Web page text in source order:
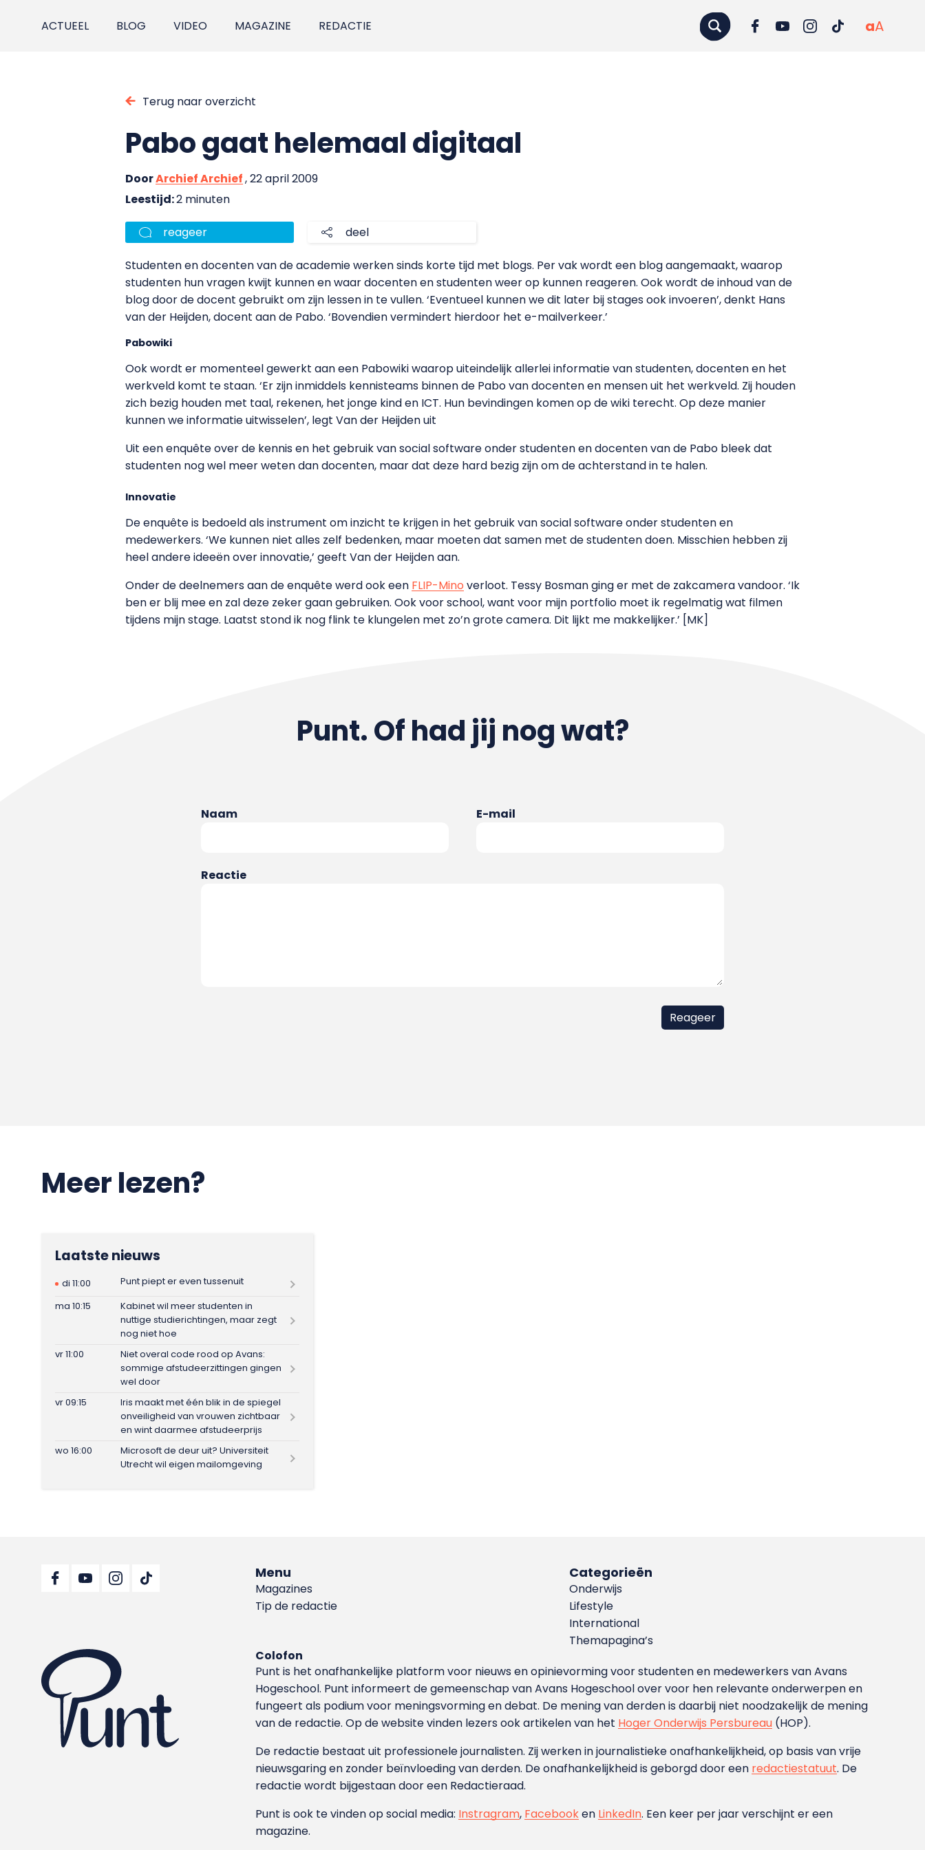
ACTUEEL BLOG VIDEO MAGAZINE REDACTIE aA
Terug naar overzicht
Pabo gaat helemaal digitaal
DoorArchief Archief, 22 april 2009
Leestijd:2 minuten
reageer deel
Studenten en docenten van de academie werken sinds korte tijd met blogs. Per vak wordt een blog aangemaakt, waarop
studenten hun vragen kwijt kunnen en waar docenten en studenten weer op kunnen reageren. Ook wordt de inhoud van de
blog door de docent gebruikt om zijn lessen in te vullen. ‘Eventueel kunnen we dit later bij stages ook invoeren’, denkt Hans
van der Heijden, docent aan de Pabo. ‘Bovendien vermindert hierdoor het e-mailverkeer.’
Pabowiki
Ook wordt er momenteel gewerkt aan een Pabowiki waarop uiteindelijk allerlei informatie van studenten, docenten en het
werkveld komt te staan. ‘Er zijn inmiddels kennisteams binnen de Pabo van docenten en mensen uit het werkveld. Zij houden
zich bezig houden met taal, rekenen, het jonge kind en ICT. Hun bevindingen komen op de wiki terecht. Op deze manier
kunnen we informatie uitwisselen’, legt Van der Heijden uit
Uit een enquête over de kennis en het gebruik van social software onder studenten en docenten van de Pabo bleek dat
studenten nog wel meer weten dan docenten, maar dat deze hard bezig zijn om de achterstand in te halen.
Innovatie
De enquête is bedoeld als instrument om inzicht te krijgen in het gebruik van social software onder studenten en
medewerkers. ‘We kunnen niet alles zelf bedenken, maar moeten dat samen met de studenten doen. Misschien hebben zij
heel andere ideeën over innovatie,’ geeft Van der Heijden aan.
Onder de deelnemers aan de enquête werd ook een FLIP-Mino verloot. Tessy Bosman ging er met de zakcamera vandoor. ‘Ik
ben er blij mee en zal deze zeker gaan gebruiken. Ook voor school, want voor mijn portfolio moet ik regelmatig wat filmen
tijdens mijn stage. Laatst stond ik nog flink te klungelen met zo’n grote camera. Dit lijkt me makkelijker.’ [MK]
Punt. Of had jij nog wat?
Naam E-mail
Reactie
Meer lezen?
Laatste nieuws
di 11:00
Punt piept er even tussenuit
ma 10:15
Kabinet wil meer studenten in
nuttige studierichtingen, maar zegt
nog niet hoe
vr 11:00
Niet overal code rood op Avans:
sommige afstudeerzittingen gingen
wel door
vr 09:15
Iris maakt met één blik in de spiegel
onveiligheid van vrouwen zichtbaar
en wint daarmee afstudeerprijs
wo 16:00
Microsoft de deur uit? Universiteit
Utrecht wil eigen mailomgeving
Menu
Magazines
Tip de redactie
Categorieën
Onderwijs
Lifestyle
International
Themapagina’s
Colofon
Punt is het onafhankelijke platform voor nieuws en opinievorming voor studenten en medewerkers van Avans
Hoge­school. Punt informeert de gemeenschap van Avans Hogeschool over voor hen relevante onderwerpen en
fungeert als podium voor meningsvorming en debat. De mening van derden is daarbij niet noodzakelijk de mening
van de redactie. Op de website vinden lezers ook artikelen van het Hoger Onderwijs Persbureau (HOP).
De redactie bestaat uit professionele journalisten. Zij werken in journalistieke onafhankelijkheid, op basis van vrije
nieuwsgaring en zonder beïnvloeding van derden. De onafhankelijkheid is geborgd door een redactiestatuut. De
redactie wordt bijgestaan door een Redactieraad.
Punt is ook te vinden op social media: Instragram, Facebooken LinkedIn. Een keer per jaar verschijnt er een
magazine.